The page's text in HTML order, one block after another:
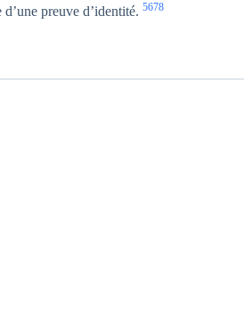
preuve d’identité. 5678